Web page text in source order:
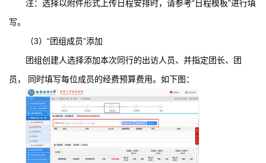
注：选择以附件形式上传日程安排时，请参考“日程模板”进行填
写。
（3）“团组成员”添加
团组创建人选择添加本次同行的出访人员、并指定团长、团
员， 同时填写每位成员的经费预算费用。如下图：